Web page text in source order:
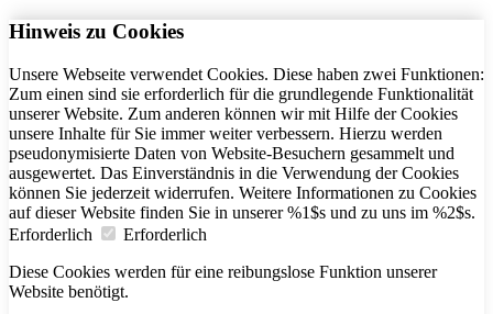
Hinweis zu Cookies
Unsere Webseite verwendet Cookies. Diese haben zwei Funktionen:
Zum einen sind sie erforderlich für die grundlegende Funktionalität
unserer Website. Zum anderen können wir mit Hilfe der Cookies
unsere Inhalte für Sie immer weiter verbessern. Hierzu werden
pseudonymisierte Daten von Website-Besuchern gesammelt und
ausgewertet. Das Einverständnis in die Verwendung der Cookies
können Sie jederzeit widerrufen. Weitere Informationen zu Cookies
auf dieser Website finden Sie in unserer %1$s und zu uns im %2$s.
Erforderlich
Erforderlich
Diese Cookies werden für eine reibungslose Funktion unserer
Website benötigt.